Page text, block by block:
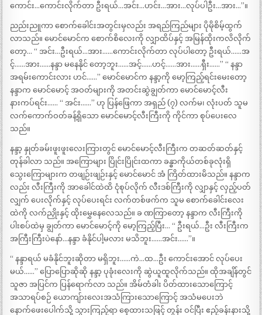
ကောင်း…ကောင်းလိုက်တာ ဦးရယ်…အင်း…ဟင်း…အား…လုပ်ပါဦး…အား…”။
ညည်းညူကာ စောက်ခေါင်းအတွင်းမှလည်း အရည်ကြည်များ ပိုမိုစိမ့်ထွက်
လာသည်။ မောင်မောင်က စောက်စိလေးကို လျှာထိပ်နှင့် အမြန်ထိုးကလိလိုက်
တော့… “ အင်း…ဦးရယ်…အား……ကောင်းလိုက်တာ လုပ်ပါတော့ ဦးရယ်……အ
င့်……အား……နန္ဒာ မနေနိုင် တော့ဘူး……အင့်……ဟင့်……အား……ရှီး……” “ နန္ဒာ
အရမ်းကောင်းလား ဟင်……” မောင်မောင်က နန္ဒာ့ကို မော့ကြည့်ရင်းမေးတော့
နန္ဒာက မောင်မောင့် အဝတ်များကို အတင်းဆွဲချွတ်ကာ မောင်မောင့်လီး
နားကပ်ရင်း…… “ အင်း……” ဟု ပြန်ဖြေကာ အရှည် (၇) လက်မ၊ လုံးပတ် သူမ
လက်ကောက်ဝတ်ခန့်ရှိသော မောင်မောင့်လီးကြီးကို ကိုင်ကာ စုပ်ပေးလေ
သည်။
နန္ဒာ့ နှုတ်ခမ်းဖူးဖူးလေးကြားတွင် မောင်မောင့်လီးကြီးက တဆတ်ဆတ်နှင့်
တုန်ခါလာ သည်။ အကြောများ ပြိုင်းပြိုင်းထကာ ခန္ဓာကိုယ်တစ်ခုလုံးရှိ
သွေးကြောများက တဖျဉ်းဖျဉ်းနှင့် မောင်မောင် အံ ကြိတ်ထားမိသည်။ နန္ဒာက
လည်း လီးကြီးကို အာခေါင်ထဲထိ ငုံစုပ်လိုက် လီးဒစ်ကြီးကို လျှာနှင့် လှည့်ပတ်
လျှက် ပေးလိုက်နှင့် လုပ်ပေးရင်း လက်တစ်ဖက်က သူမ စောက်ခေါင်းလေး
ထဲကို လက်ညှိုးနှင့် ထိုးမွှေနေလေသည်။ ခ ဏကြာတော့ နန္ဒာက လီးကြီးကို
ပါးစပ်ထဲမှ ချွတ်ကာ မောင်မောင့်ကို မော့ကြည့်ပြီး… “ ဦးရယ်…ဦး လီးကြီးက
အကြီးကြီးပဲနော်…နန္ဒာ ခံနိုင်ပါ့မလား မသိဘူး……အင်း……”။
“ နန္ဒာရယ် မခံနိုင်ဘူးဆိုတာ မရှိဘူး……ကဲ…ထ…ဦး ကောင်းအောင် လုပ်ပေး
မယ်……” ပြောပြောဆိုဆို နန္ဒာ့ ပုခုံးလေးကို ဆွဲယူထူလိုက်သည်။ ထိုအချိန်တွင်
သူဇာ အပြင်က ပြန်ရောက်လာ သည်။ အိမ်တံခါး ပိတ်ထားသောကြောင့်
အသာရပ်စဉ် ယောကျ်ားလေးအသံကြားသောကြောင့် အသံမပေးဘဲ
နောက်ဖေးပေါက်သို့ သွားကြည့်ရာ စေ့ထားသဖြင့် တွန်း ဝင်ပြီး ဧည့်ခန်းနားသို့